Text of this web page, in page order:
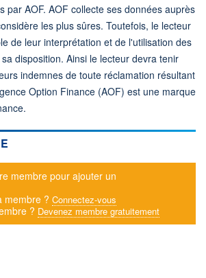
par AOF. AOF collecte ses données auprès
les plus sûres. Toutefois, le lecteur
de leur interprétation et de l'utilisation des
disposition. Ainsi le lecteur devra tenir
indemnes de toute réclamation résultant
Option Finance (AOF) est une marque
membre pour ajouter un
membre ? Connectez-vous
? Devenez membre gratuitement